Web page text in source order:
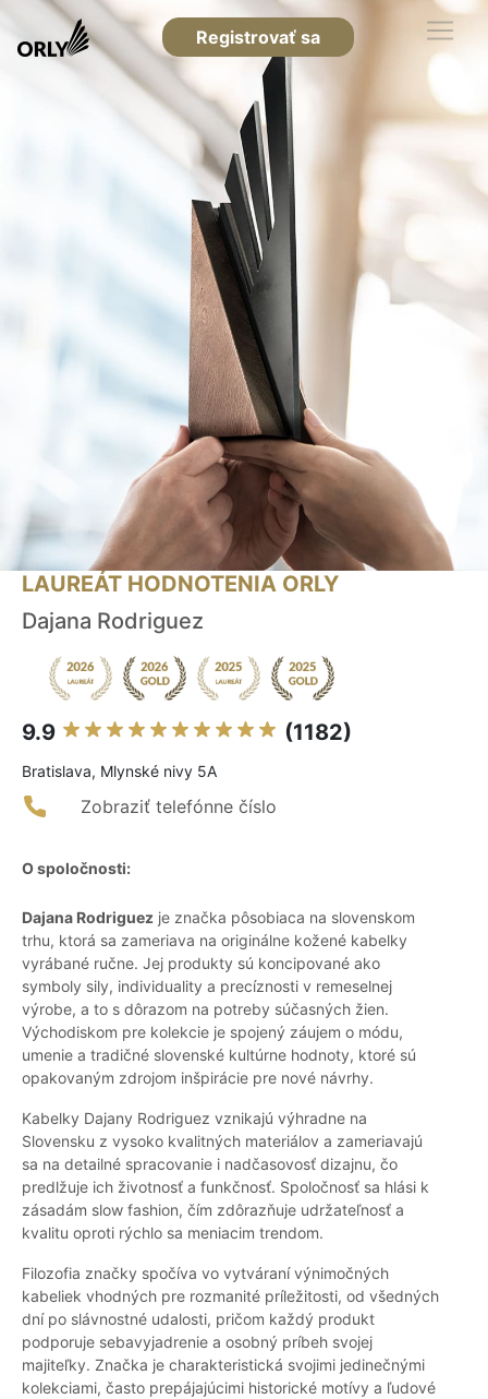
Registrovať sa
LAUREÁT HODNOTENIA ORLY
Dajana Rodriguez
9.9 (1182)
Bratislava, Mlynské nivy 5A
Zobraziť telefónne číslo
O spoločnosti:
Dajana Rodriguez je značka pôsobiaca na slovenskom
trhu, ktorá sa zameriava na originálne kožené kabelky
vyrábané ručne. Jej produkty sú koncipované ako
symboly sily, individuality a precíznosti v remeselnej
výrobe, a to s dôrazom na potreby súčasných žien.
Východiskom pre kolekcie je spojený záujem o módu,
umenie a tradičné slovenské kultúrne hodnoty, ktoré sú
opakovaným zdrojom inšpirácie pre nové návrhy.
Kabelky Dajany Rodriguez vznikajú výhradne na
Slovensku z vysoko kvalitných materiálov a zameriavajú
sa na detailné spracovanie i nadčasovosť dizajnu, čo
predlžuje ich životnosť a funkčnosť. Spoločnosť sa hlási k
zásadám slow fashion, čím zdôrazňuje udržateľnosť a
kvalitu oproti rýchlo sa meniacim trendom.
Filozofia značky spočíva vo vytváraní výnimočných
kabeliek vhodných pre rozmanité príležitosti, od všedných
dní po slávnostné udalosti, pričom každý produkt
podporuje sebavyjadrenie a osobný príbeh svojej
majiteľky. Značka je charakteristická svojimi jedinečnými
kolekciami, často prepájajúcimi historické motívy a ľudové